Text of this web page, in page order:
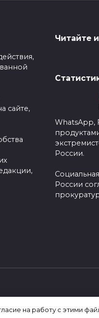
сайте,
Читайте
WhatsApp,
России.
России
на работу с этими